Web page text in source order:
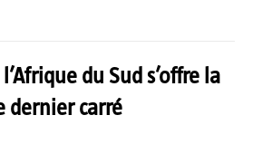
du Sud s’offre la
dernier carré